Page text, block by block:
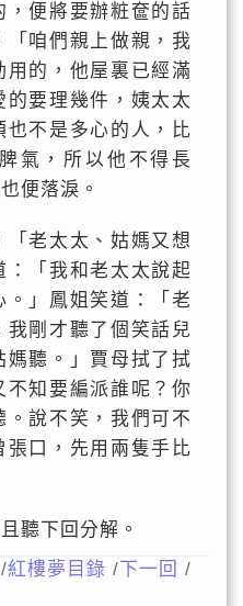
便將要辦粧奩的話
咱們親上做親，我
的，他屋裏已經滿
要理幾件，姨太太
也不是多心的人，比
氣，所以他不得長
便落淚。
老太太、姑媽又想
「我和老太太說起
」鳳姐笑道：「老
剛才聽了個笑話兒
媽聽。」賈母拭了拭
不知要編派誰呢？你
說不笑，我們可不
口，先用兩隻手比
聽下回分解。
/紅樓夢目錄 /下一回 /